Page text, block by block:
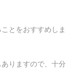
とをおすすめしま
りますので、十分